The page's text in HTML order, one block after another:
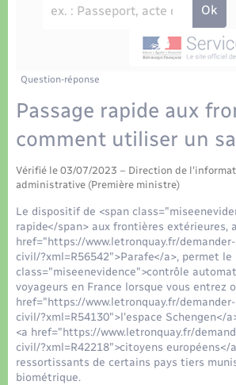
Eau - Assainissement
Transports
Transports scolaires
Logement - Urbanisme
Loisirs
Seniors
Nouvel habitant
Numérique
Organisation d’événement
Travaux - Autorisation
Présentation de la commune
Publications
La Communauté de communes
Question-réponse
Passage rapide aux
comment utiliser un
Vérifié le 03/07/2023 – Direction de
administrative (Première ministre)
Le dispositif de <span
rapide</span> aux frontières extérieures,
href="https://www.letronquay.fr/
civil/?xml=R56542">Parafe</a>, permet le
class="miseenevidence">contrôle
voyageurs en France lorsque vous entrez
href="https://www.letronquay.fr/
civil/?xml=R54130">l'espace Schengen</
<a href="https://www.letronquay.fr/
civil/?xml=R42218">citoyens européens</
ressortissants de certains pays tiers
biométrique.